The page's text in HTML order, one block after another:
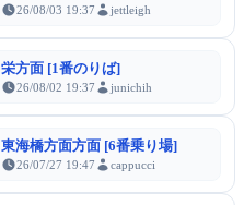
26/08/03 19:37 jettleigh
栄方面 [1番のりば]
26/08/02 19:37 junichih
東海橋方面方面 [6番乗り場]
26/07/27 19:47 cappucci